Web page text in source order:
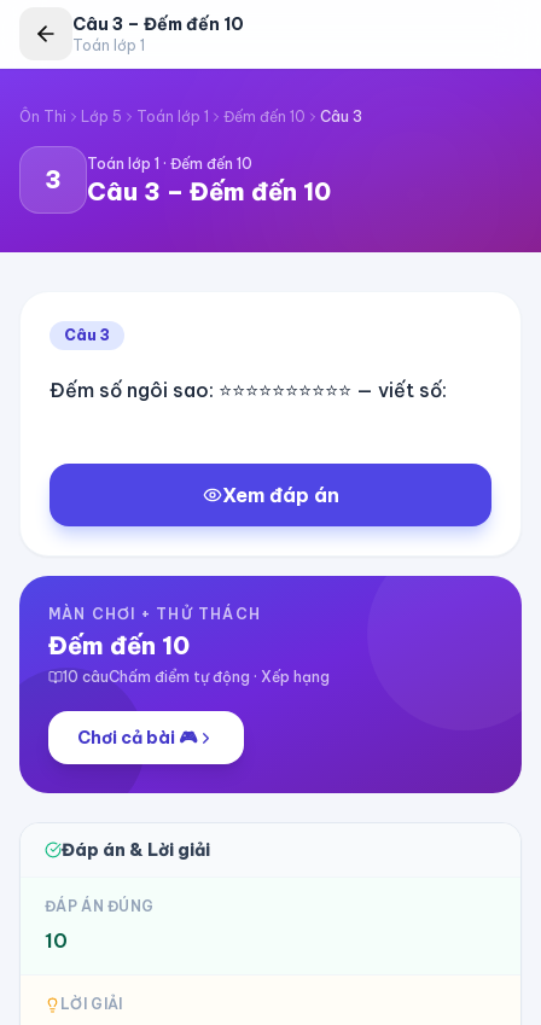
Câu 3 – Đếm đến 10
Toán lớp 1
Ôn Thi Lớp 5 Toán lớp 1 Đếm đến 10 Câu 3
3
Toán lớp 1 · Đếm đến 10
Câu 3 – Đếm đến 10
Câu 3
Đếm số ngôi sao: ⭐⭐⭐⭐⭐⭐⭐⭐⭐⭐ — viết số:
Xem đáp án
MÀN CHƠI + THỬ THÁCH
Đếm đến 10
10 câuChấm điểm tự động · Xếp hạng
Chơi cả bài 🎮
Đáp án & Lời giải
ĐÁP ÁN ĐÚNG
10
LỜI GIẢI